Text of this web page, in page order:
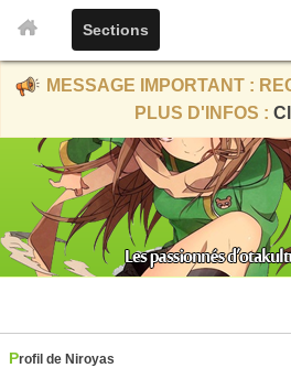
Sections
MESSAGE IMPORTANT :
PLUS D'INFOS :
Profil de Niroyas